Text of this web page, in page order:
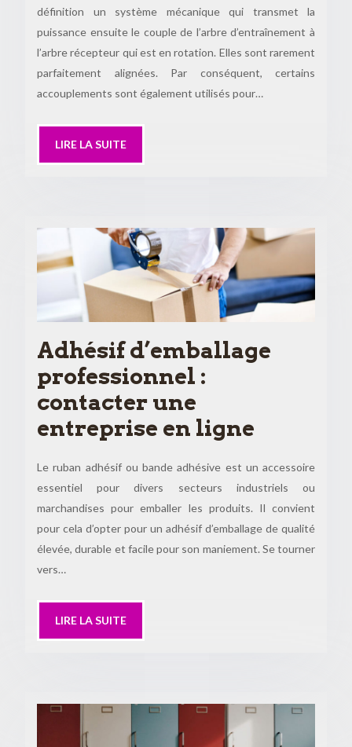
définition un système mécanique qui transmet la
puissance ensuite le couple de l’arbre d’entraînement à
l’arbre récepteur qui est en rotation. Elles sont rarement
parfaitement alignées. Par conséquent, certains
accouplements sont également utilisés pour…
LIRE LA SUITE
Adhésif d’emballage
professionnel :
contacter une
entreprise en ligne
Le ruban adhésif ou bande adhésive est un accessoire
essentiel pour divers secteurs industriels ou
marchandises pour emballer les produits. Il convient
pour cela d’opter pour un adhésif d’emballage de qualité
élevée, durable et facile pour son maniement. Se tourner
vers…
LIRE LA SUITE